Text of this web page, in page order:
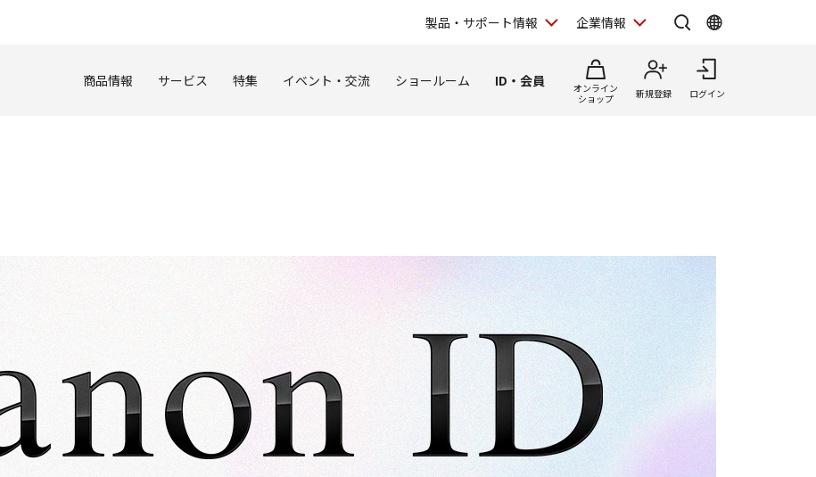
製品・サポート情報 企業情報
商品情報 サービス 特集 イベント・交流 ショールーム ID・会員
オンライン
ショップ
新規登録 ログイン